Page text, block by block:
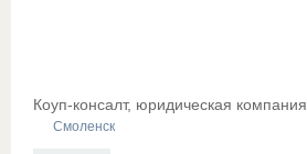
Коуп-консалт, юридическая компания
Смоленск